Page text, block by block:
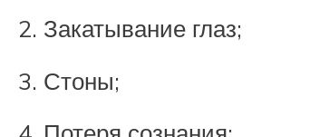
Закатывание глаз;
Стоны;